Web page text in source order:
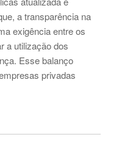
a transparência na
exigência entre os
a utilização dos
Esse balanço
privadas